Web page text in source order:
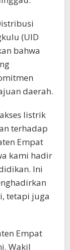
(UID
bahwa
daerah.
listrik
terhadap
Empat
kami hadir
Ini
tetapi juga
Empat
Wakil